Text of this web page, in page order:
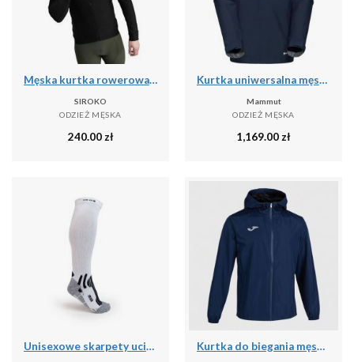
Męska kurtka rowerowa softshell Kolarstwo Siroko J1 Furkapass
SIROKO
ODZIEŻ MĘSKA
240.00zł
Kurtka uniwersalna męska Mammut Treeline Light Hs
Mammut
ODZIEŻ MĘSKA
1,169.00zł
Unisexowe skarpety uciskowe o średnim stopniu ucisku - wysokie skarpety narciars Kurtka do biegania męska Joma Elite VIII przeciwdeszczowa